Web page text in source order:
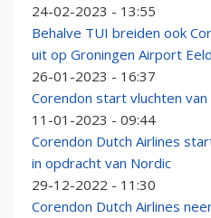
24-02-2023 - 13:55
Behalve TUI breiden ook
uit op Groningen Airport
26-01-2023 - 16:37
Corendon start vluchten van
11-01-2023 - 09:44
Corendon Dutch Airlines
in opdracht van Nordic
29-12-2022 - 11:30
Corendon Dutch Airlines